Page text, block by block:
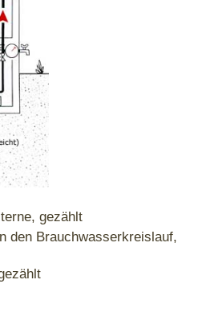
gezählt
den Brauchwasserkreislauf,